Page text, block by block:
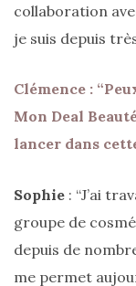
achats
Lookbook
(175)
&
(218)
Sélections
collaboration
je suis depuis
Clémence :
Mon Deal
lancer dans
Sophie : “J’ai
groupe de
depuis de
me permet